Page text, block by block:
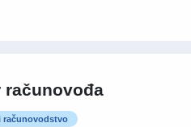
računovođa
računovodstvo